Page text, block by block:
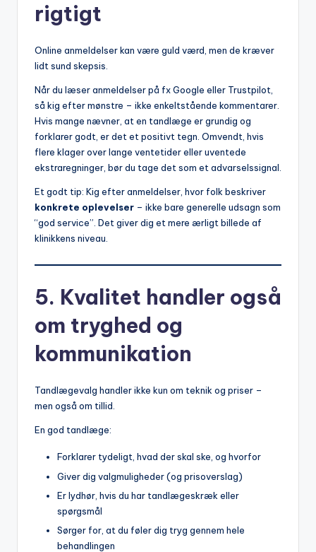
rigtigt
Online anmeldelser kan være guld værd, men de kræver
lidt sund skepsis.
Når du læser anmeldelser på fx Google eller Trustpilot,
så kig efter mønstre – ikke enkeltstående kommentarer.
Hvis mange nævner, at en tandlæge er grundig og
forklarer godt, er det et positivt tegn. Omvendt, hvis
flere klager over lange ventetider eller uventede
ekstraregninger, bør du tage det som et advarselssignal.
Et godt tip: Kig efter anmeldelser, hvor folk beskriver
konkrete oplevelser – ikke bare generelle udsagn som
“god service”. Det giver dig et mere ærligt billede af
klinikkens niveau.
5. Kvalitet handler også
om tryghed og
kommunikation
Tandlægevalg handler ikke kun om teknik og priser –
men også om tillid.
En god tandlæge:
Forklarer tydeligt, hvad der skal ske, og hvorfor
Giver dig valgmuligheder (og prisoverslag)
Er lydhør, hvis du har tandlægeskræk eller
spørgsmål
Sørger for, at du føler dig tryg gennem hele
behandlingen